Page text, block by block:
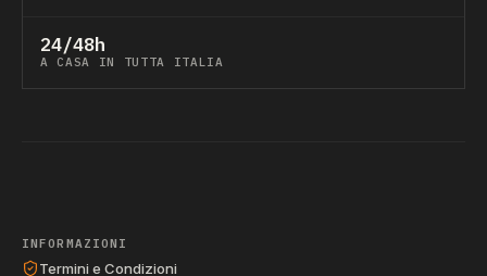
24/48h
A CASA IN TUTTA ITALIA
INFORMAZIONI
Termini e Condizioni